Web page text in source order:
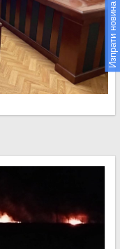
Изпрати новина